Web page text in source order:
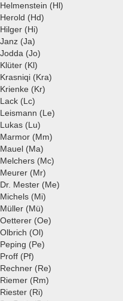
Helmenstein (Hl)
Herold (Hd)
Hilger (Hi)
Janz (Ja)
Jodda (Jo)
Klüter (Kl)
Krasniqi (Kra)
Krienke (Kr)
Lack (Lc)
Leismann (Le)
Lukas (Lu)
Marmor (Mm)
Mauel (Ma)
Melchers (Mc)
Meurer (Mr)
Dr. Mester (Me)
Michels (Mi)
Müller (Mü)
Oetterer (Oe)
Olbrich (Ol)
Peping (Pe)
Proff (Pf)
Rechner (Re)
Riemer (Rm)
Riester (Ri)